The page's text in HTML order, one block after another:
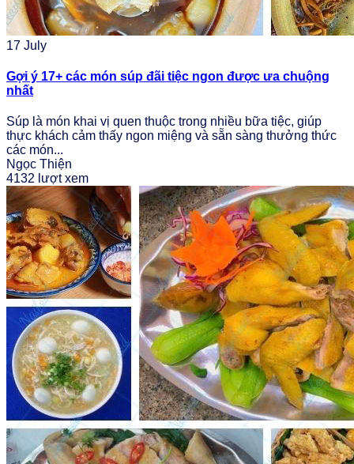
17 July
Gợi ý 17+ các món súp đãi tiệc ngon được ưa chuộng
nhất
Súp là món khai vị quen thuộc trong nhiều bữa tiệc, giúp
thực khách cảm thấy ngon miệng và sẵn sàng thưởng thức
các món...
Ngọc Thiện
4132 lượt xem